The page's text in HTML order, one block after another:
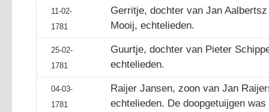
11-02-
1781
Gerritje, dochter van Jan
Mooij, echtelieden.
25-02-
1781
Guurtje, dochter van Pieter
echtelieden.
04-03-
1781
Raijer Jansen, zoon van Jan
echtelieden. De doopgetuijgen